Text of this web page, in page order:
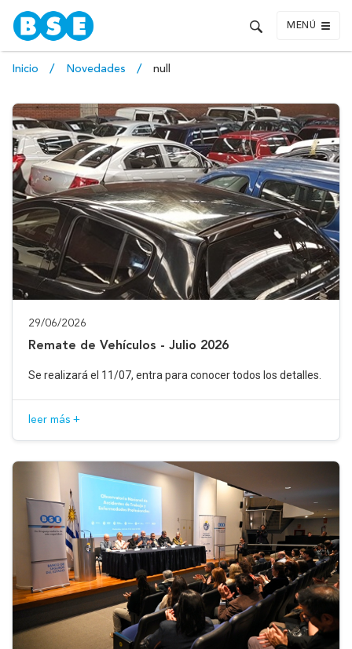
MENÚ
Inicio Novedades null
29/06/2026
Remate de Vehículos - Julio 2026
Se realizará el 11/07, entra para conocer todos los detalles.
leer más +